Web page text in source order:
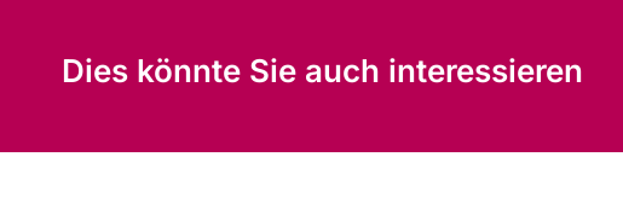
Dies könnte Sie auch interessieren